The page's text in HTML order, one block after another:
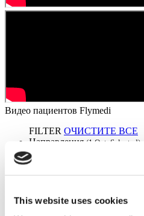
This website uses cookies
Видео пациентов Flymedi
FILTER ОЧИСТИТЕ ВСЕ
Направления (1 Opt. Selected)
Города
Южноморавский край